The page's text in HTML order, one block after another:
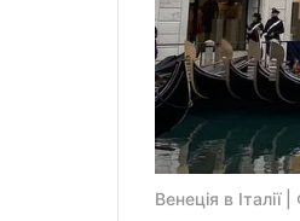
Венеція в